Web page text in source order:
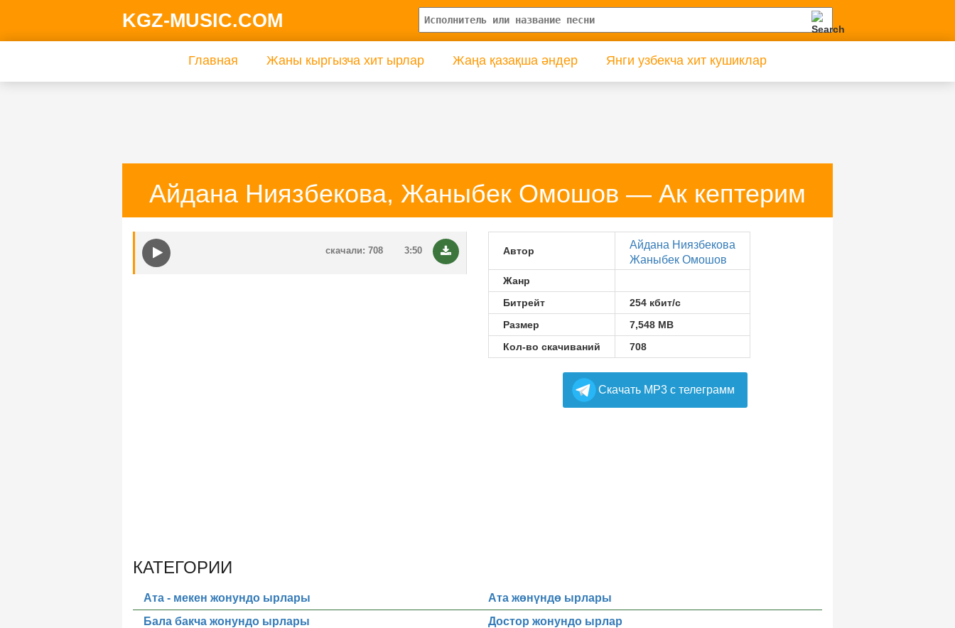
KGZ-MUSIC.COM
Главная Жаны кыргызча хит ырлар Жаңа қазақша әндер Янги узбекча хит кушиклар
Айдана Ниязбекова, Жаныбек Омошов — Ак кептерим
3:50
скачали: 708 Автор
Айдана Ниязбекова
Жаныбек Омошов
Жанр
Битрейт
254 кбит/с
Размер
7,548 MB
Кол-во скачиваний
708
Cкачать MP3 с телеграмм
КАТЕГОРИИ
Ата - мекен жонундо ырлары
Ата жөнүндө ырлары
Бала бакча жонундо ырлары
Достор жонундо ырлар